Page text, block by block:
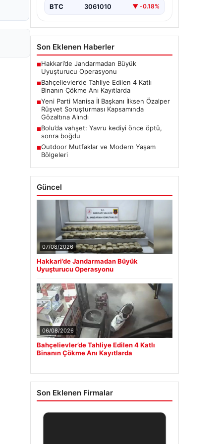
BTC 3061010 ▼ -0.18%
Son Eklenen Haberler
■Hakkari’de Jandarmadan Büyük
Uyuşturucu Operasyonu
■Bahçelievler’de Tahliye Edilen 4 Katlı
Binanın Çökme Anı Kayıtlarda
■Yeni Parti Manisa İl Başkanı İlksen Özalper
Rüşvet Soruşturması Kapsamında
Gözaltına Alındı
■Bolu’da vahşet: Yavru kediyi önce öptü,
sonra boğdu
■Outdoor Mutfaklar ve Modern Yaşam
Bölgeleri
Güncel
07/08/2026
Hakkari’de Jandarmadan Büyük
Uyuşturucu Operasyonu
06/08/2026
Bahçelievler’de Tahliye Edilen 4 Katlı
Binanın Çökme Anı Kayıtlarda
Son Eklenen Firmalar